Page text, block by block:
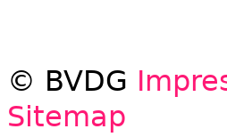
© BVDG
Sitemap